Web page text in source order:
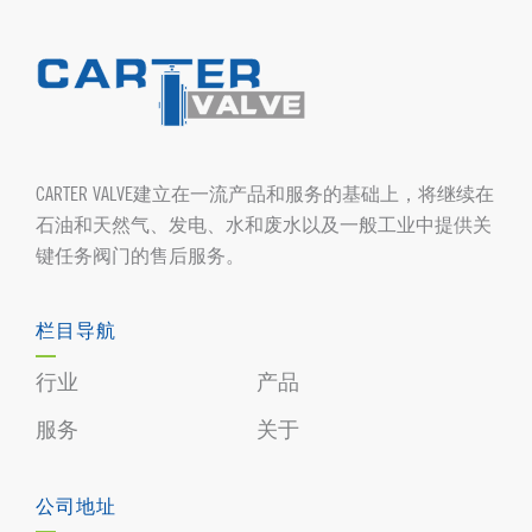
CARTER VALVE建立在一流产品和服务的基础上，将继续在
石油和天然气、发电、水和废水以及一般工业中提供关
键任务阀门的售后服务。
栏目导航
行业
产品
服务
关于
公司地址